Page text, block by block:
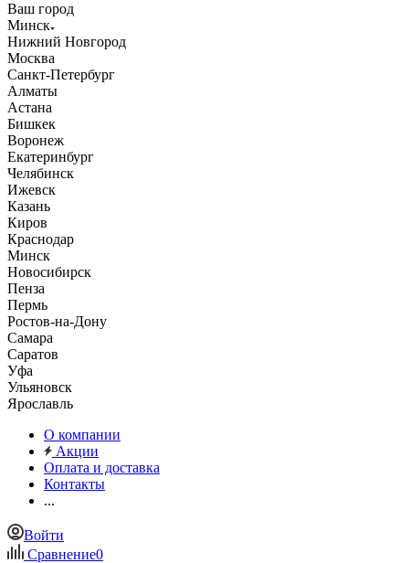
Ваш город
Минск
Нижний Новгород
Москва
Санкт-Петербург
Алматы
Астана
Бишкек
Воронеж
Екатеринбург
Челябинск
Ижевск
Казань
Киров
Краснодар
Минск
Новосибирск
Пенза
Пермь
Ростов-на-Дону
Самара
Саратов
Уфа
Ульяновск
Ярославль
О компании
Акции
Оплата и доставка
Контакты
...
Войти
Сравнение0